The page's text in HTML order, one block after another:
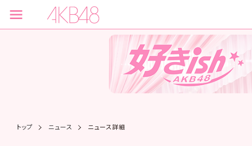
トップ ニュース ニュース詳細